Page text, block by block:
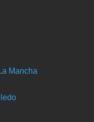
Mancha